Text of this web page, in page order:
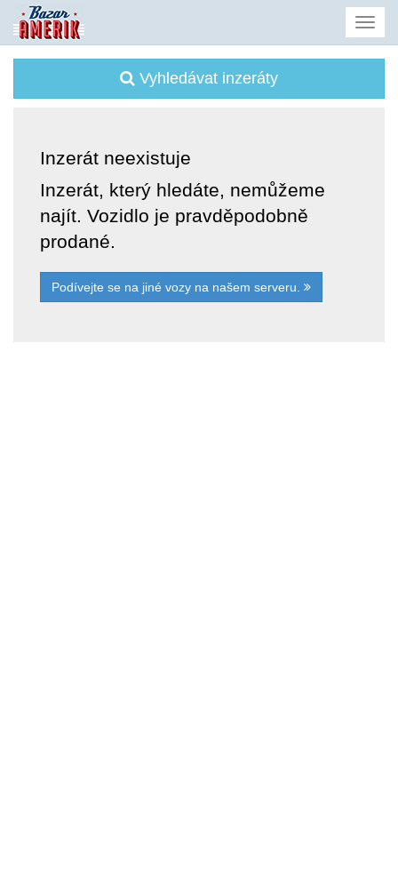
Vyhledávat inzeráty
Inzerát neexistuje
Inzerát, který hledáte, nemůžeme
najít. Vozidlo je pravděpodobně
prodané.
Podívejte se na jiné vozy na našem serveru.